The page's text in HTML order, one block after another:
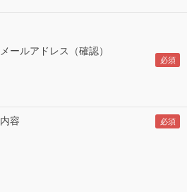
メールアドレス（確認）
内容